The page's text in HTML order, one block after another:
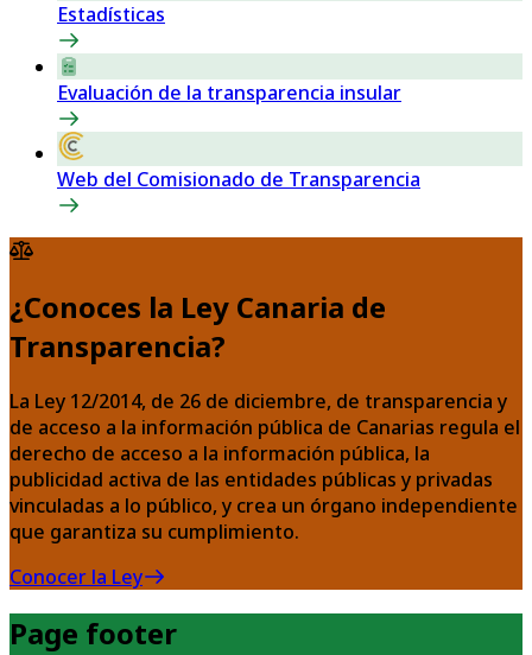
Estadísticas
Evaluación de la transparencia insular
Web del Comisionado de Transparencia
¿Conoces la Ley Canaria de
Transparencia?
La Ley 12/2014, de 26 de diciembre, de transparencia y
de acceso a la información pública de Canarias regula el
derecho de acceso a la información pública, la
publicidad activa de las entidades públicas y privadas
vinculadas a lo público, y crea un órgano independiente
que garantiza su cumplimiento.
Conocer la Ley
Page footer